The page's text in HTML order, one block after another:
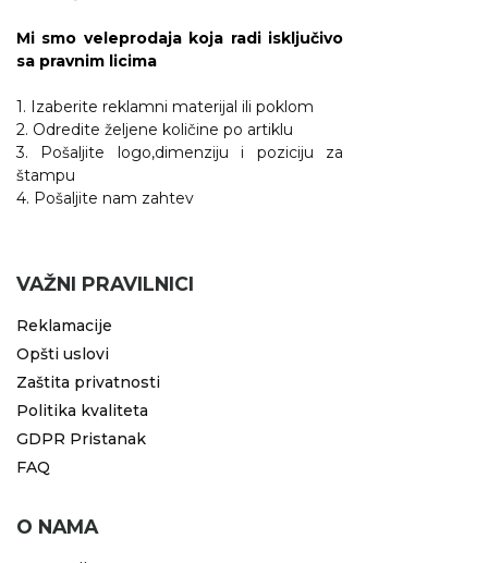
Mi smo veleprodaja koja radi isključivo
sa pravnim licima
1. Izaberite reklamni materijal ili poklom
2. Odredite željene količine po artiklu
3. Pošaljite logo,dimenziju i poziciju za
štampu
4. Pošaljite nam zahtev
VAŽNI PRAVILNICI
Reklamacije
Opšti uslovi
Zaštita privatnosti
Politika kvaliteta
GDPR Pristanak
FAQ
O NAMA